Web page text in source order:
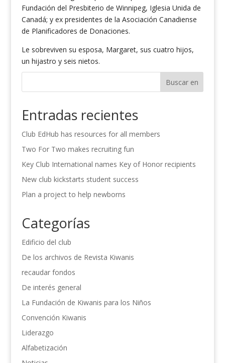
Fundación del Presbiterio de Winnipeg, Iglesia Unida de
Canadá; y ex presidentes de la Asociación Canadiense
de Planificadores de Donaciones.
Le sobreviven su esposa, Margaret, sus cuatro hijos,
un hijastro y seis nietos.
Buscar en
Entradas recientes
Club EdHub has resources for all members
Two For Two makes recruiting fun
Key Club International names Key of Honor recipients
New club kickstarts student success
Plan a project to help newborns
Categorías
Edificio del club
De los archivos de Revista Kiwanis
recaudar fondos
De interés general
La Fundación de Kiwanis para los Niños
Convención Kiwanis
Liderazgo
Alfabetización